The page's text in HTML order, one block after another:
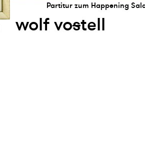
Partitur zum Happening
wolf vostell